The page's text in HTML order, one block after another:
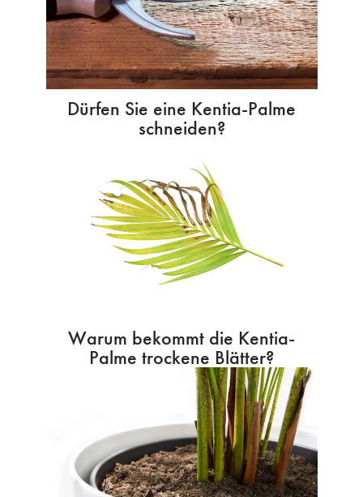
Dürfen Sie eine Kentia-Palme
schneiden?
Warum bekommt die Kentia-
Palme trockene Blätter?